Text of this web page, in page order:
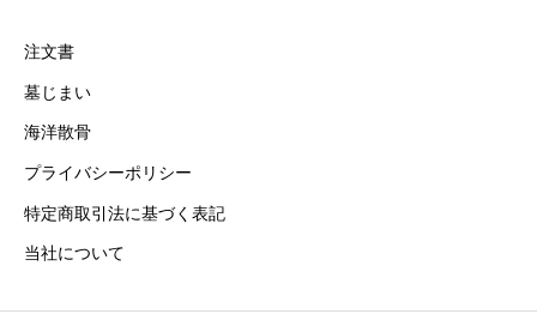
注文書
墓じまい
海洋散骨
プライバシーポリシー
特定商取引法に基づく表記
当社について